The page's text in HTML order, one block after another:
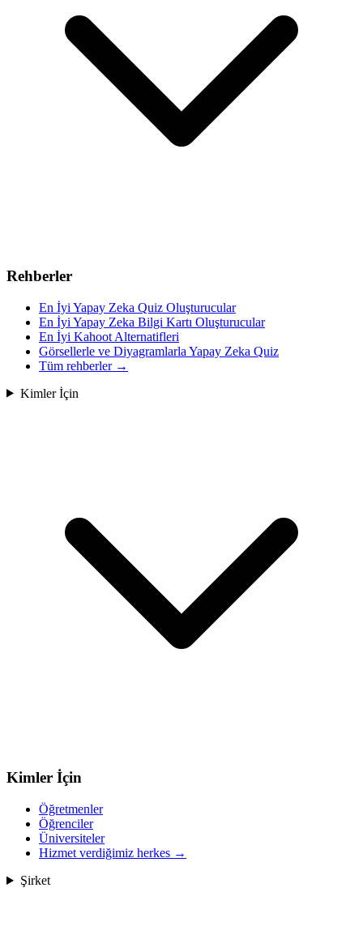
Rehberler
En İyi Yapay Zeka Quiz Oluşturucular
En İyi Yapay Zeka Bilgi Kartı Oluşturucular
En İyi Kahoot Alternatifleri
Görsellerle ve Diyagramlarla Yapay Zeka Quiz
Tüm rehberler→
Kimler İçin
Kimler İçin
Öğretmenler
Öğrenciler
Üniversiteler
Hizmet verdiğimiz herkes →
Şirket